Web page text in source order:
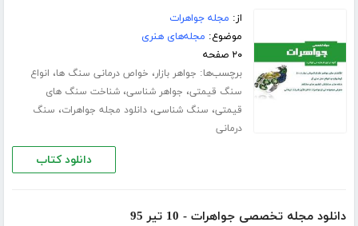
از: مجله جواهرات
موضوع: مجله‌های هنری
۲۰ صفحه
برچسب‌ها: جواهر بازار، خواص درمانی سنگ ها، انواع
سنگ قیمتی، جواهر شناسی،شناخت سنگ های
قیمتی، سنگ شناسی،دانلود مجله جواهرات، سنگ
درمانی
دانلود کتاب
دانلود مجله تخصصی جواهرات - 10 تیر 95